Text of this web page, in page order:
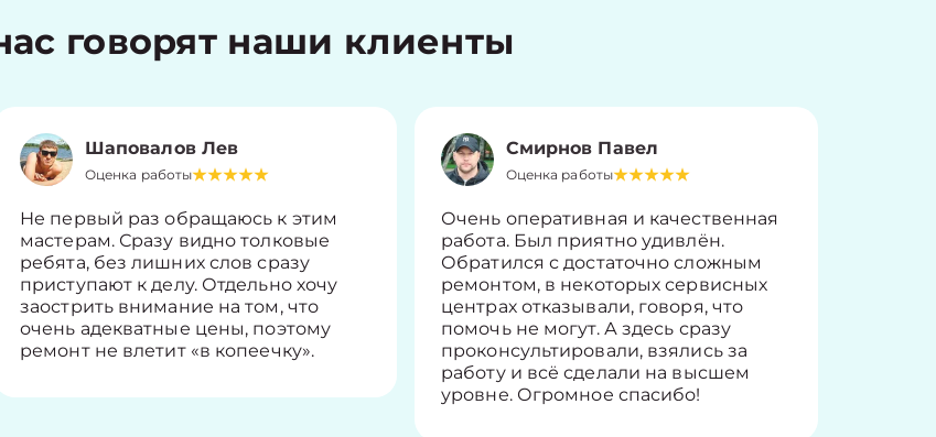
говорят наши клиенты
Шаповалов Лев
Оценка работы
Не первый раз обращаюсь к этим
мастерам. Сразу видно толковые
ребята, без лишних слов сразу
приступают к делу. Отдельно хочу
заострить внимание на том, что
очень адекватные цены, поэтому
ремонт не влетит «в копеечку».
Смирнов Павел
Оценка работы
Очень оперативная и качественная
работа. Был приятно удивлён.
Обратился с достаточно сложным
ремонтом, в некоторых сервисных
центрах отказывали, говоря, что
помочь не могут. А здесь сразу
проконсультировали, взялись за
работу и всё сделали на высшем
уровне. Огромное спасибо!